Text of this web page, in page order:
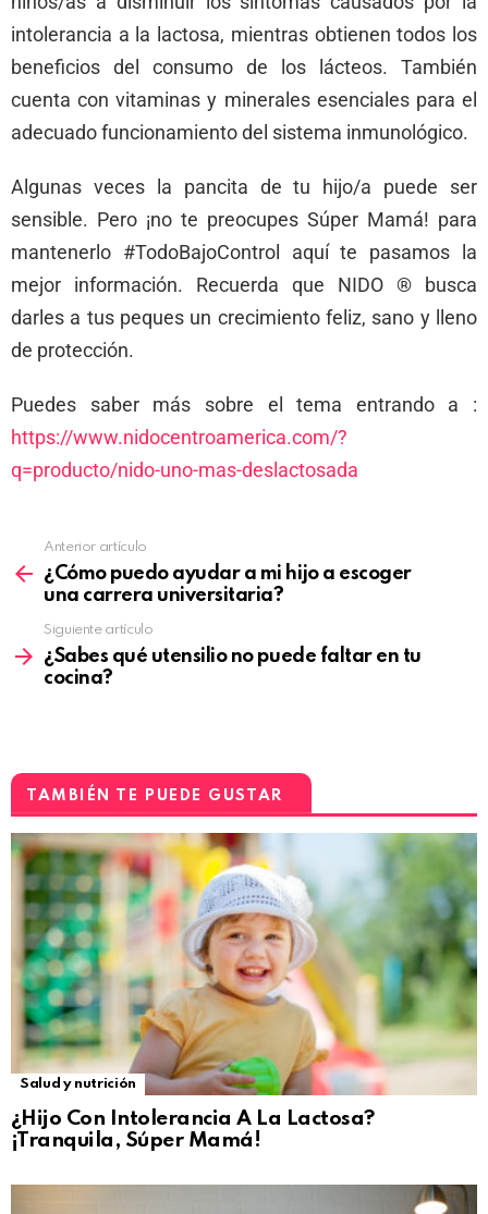
intolerancia a la lactosa, mientras obtienen todos los
beneficios del consumo de los lácteos. También
cuenta con vitaminas y minerales esenciales para el
adecuado funcionamiento del sistema inmunológico.
Algunas veces la pancita de tu hijo/a puede ser
sensible. Pero ¡no te preocupes Súper Mamá! para
mantenerlo #TodoBajoControl aquí te pasamos la
mejor información. Recuerda que NIDO ® busca
darles a tus peques un crecimiento feliz, sano y lleno
de protección.
Puedes saber más sobre el tema entrando a :
https://www.nidocentroamerica.com/?
q=producto/nido-uno-mas-deslactosada
Anterior artículo
¿Cómo puedo ayudar a mi hijo a escoger
una carrera universitaria?
Siguiente artículo
¿Sabes qué utensilio no puede faltar en tu
cocina?
TAMBIÉN TE PUEDE GUSTAR
Salud y nutrición
¿Hijo Con Intolerancia A La Lactosa?
¡Tranquila, Súper Mamá!